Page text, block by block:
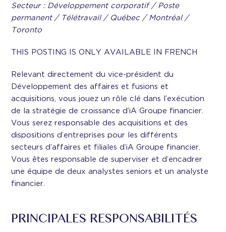
Secteur : Développement corporatif / Poste
permanent / Télétravail / Québec / Montréal /
Toronto
THIS POSTING IS ONLY AVAILABLE IN FRENCH
Relevant directement du vice-président du
Développement des affaires et fusions et
acquisitions, vous jouez un rôle clé dans l’exécution
de la stratégie de croissance d’iA Groupe financier.
Vous serez responsable des acquisitions et des
dispositions d’entreprises pour les différents
secteurs d’affaires et filiales d’iA Groupe financier.
Vous êtes responsable de superviser et d’encadrer
une équipe de deux analystes seniors et un analyste
financier.
PRINCIPALES RESPONSABILITÉS